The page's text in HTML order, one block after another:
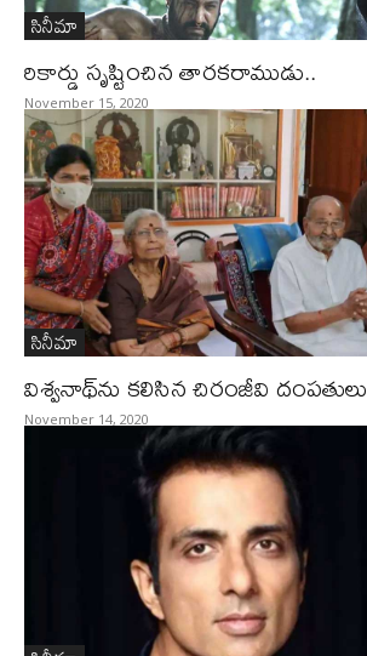
సినీమా
రికార్డు సృష్టించిన తారకరాముడు..
November 15, 2020
సినీమా
విశ్వనాథ్‌ను కలిసిన చిరంజీవి దంపతులు
November 14, 2020